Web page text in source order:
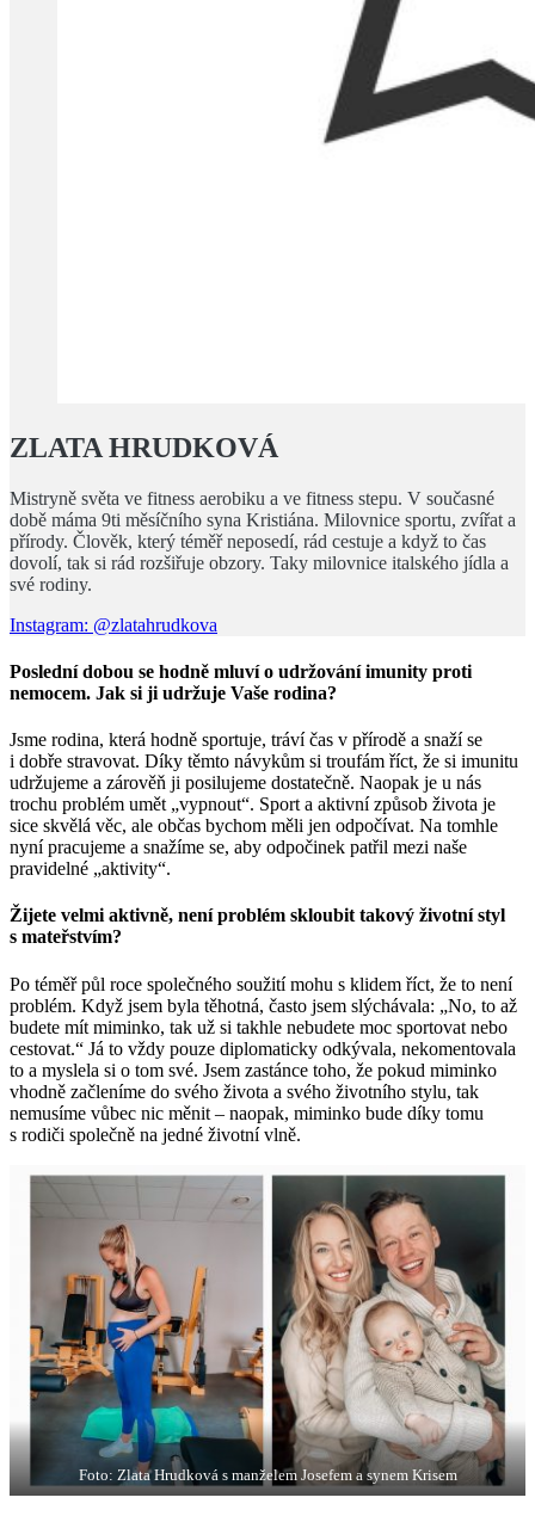
ZLATA HRUDKOVÁ
Mistryně světa ve fitness aerobiku a ve fitness stepu. V současné
době máma 9ti měsíčního syna Kristiána. Milovnice sportu, zvířat a
přírody. Člověk, který téměř neposedí, rád cestuje a když to čas
dovolí, tak si rád rozšiřuje obzory. Taky milovnice italského jídla a
své rodiny.
Instagram: @zlatahrudkova
Poslední dobou se hodně mluví o udržování imunity proti
nemocem. Jak si ji udržuje Vaše rodina?
Jsme rodina, která hodně sportuje, tráví čas v přírodě a snaží se
i dobře stravovat. Díky těmto návykům si troufám říct, že si imunitu
udržujeme a zárověň ji posilujeme dostatečně. Naopak je u nás
trochu problém umět „vypnout“. Sport a aktivní způsob života je
sice skvělá věc, ale občas bychom měli jen odpočívat. Na tomhle
nyní pracujeme a snažíme se, aby odpočinek patřil mezi naše
pravidelné „aktivity“.
Žijete velmi aktivně, není problém skloubit takový životní styl
s mateřstvím?
Po téměř půl roce společného soužití mohu s klidem říct, že to není
problém. Když jsem byla těhotná, často jsem slýchávala: „No, to až
budete mít miminko, tak už si takhle nebudete moc sportovat nebo
cestovat.“ Já to vždy pouze diplomaticky odkývala, nekomentovala
to a myslela si o tom své. Jsem zastánce toho, že pokud miminko
vhodně začleníme do svého života a svého životního stylu, tak
nemusíme vůbec nic měnit – naopak, miminko bude díky tomu
s rodiči společně na jedné životní vlně.
Foto: Zlata Hrudková s manželem Josefem a synem Krisem